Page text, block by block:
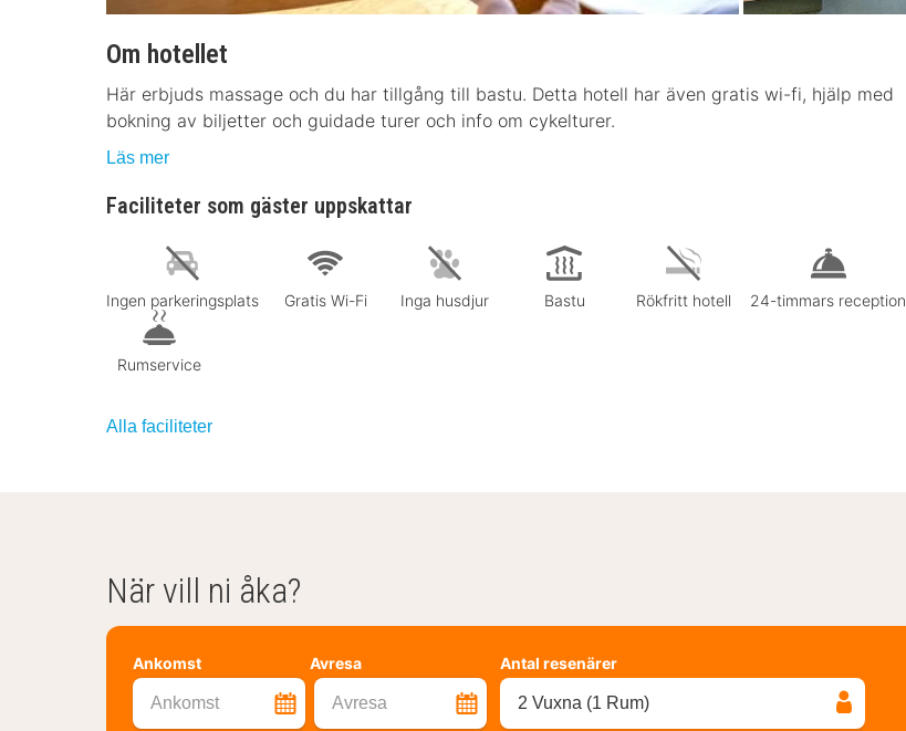
Om hotellet
Här erbjuds massage och du har tillgång till bastu. Detta hotell har även gratis wi-fi, hjälp med
bokning av biljetter och guidade turer och info om cykelturer.
Läs mer
Faciliteter som gäster uppskattar
Ingen parkeringsplats Gratis Wi-Fi Inga husdjur Bastu Rökfritt hotell 24-timmars reception
Rumservice
Alla faciliteter
När vill ni åka?
Ankomst Avresa
Ankomst Avresa
Antal resenärer
2 Vuxna (1 Rum)